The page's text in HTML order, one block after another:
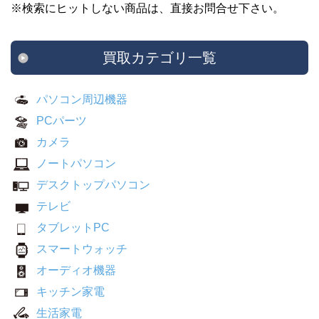
※検索にヒットしない商品は、直接お問合せ下さい。
買取カテゴリ一覧
パソコン周辺機器
PCパーツ
カメラ
ノートパソコン
デスクトップパソコン
テレビ
タブレットPC
スマートウォッチ
オーディオ機器
キッチン家電
生活家電